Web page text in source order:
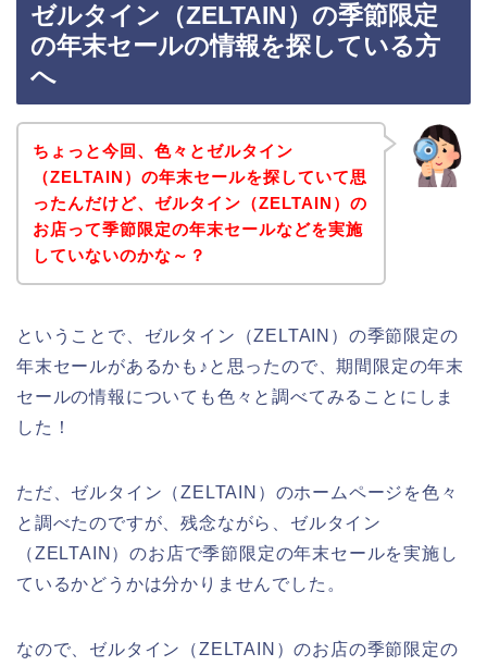
ゼルタイン（ZELTAIN）の季節限定
の年末セールの情報を探している方
へ
ちょっと今回、色々とゼルタイン
（ZELTAIN）の年末セールを探していて思
ったんだけど、ゼルタイン（ZELTAIN）の
お店って季節限定の年末セールなどを実施
していないのかな～？
ということで、ゼルタイン（ZELTAIN）の季節限定の
年末セールがあるかも♪と思ったので、期間限定の年末
セールの情報についても色々と調べてみることにしま
した！
ただ、ゼルタイン（ZELTAIN）のホームページを色々
と調べたのですが、残念ながら、ゼルタイン
（ZELTAIN）のお店で季節限定の年末セールを実施し
ているかどうかは分かりませんでした。
なので、ゼルタイン（ZELTAIN）のお店の季節限定の